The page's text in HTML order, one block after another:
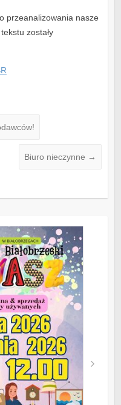
przeanalizowania nasze
zostały
Biuro nieczynne →